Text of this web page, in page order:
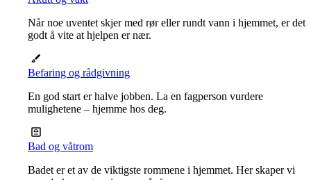
Når noe uventet skjer med rør eller rundt vann i hjemmet, er det
godt å vite at hjelpen er nær.
Befaring og rådgivning
En god start er halve jobben. La en fagperson vurdere
mulighetene – hjemme hos deg.
Bad og våtrom
Badet er et av de viktigste rommene i hjemmet. Her skaper vi